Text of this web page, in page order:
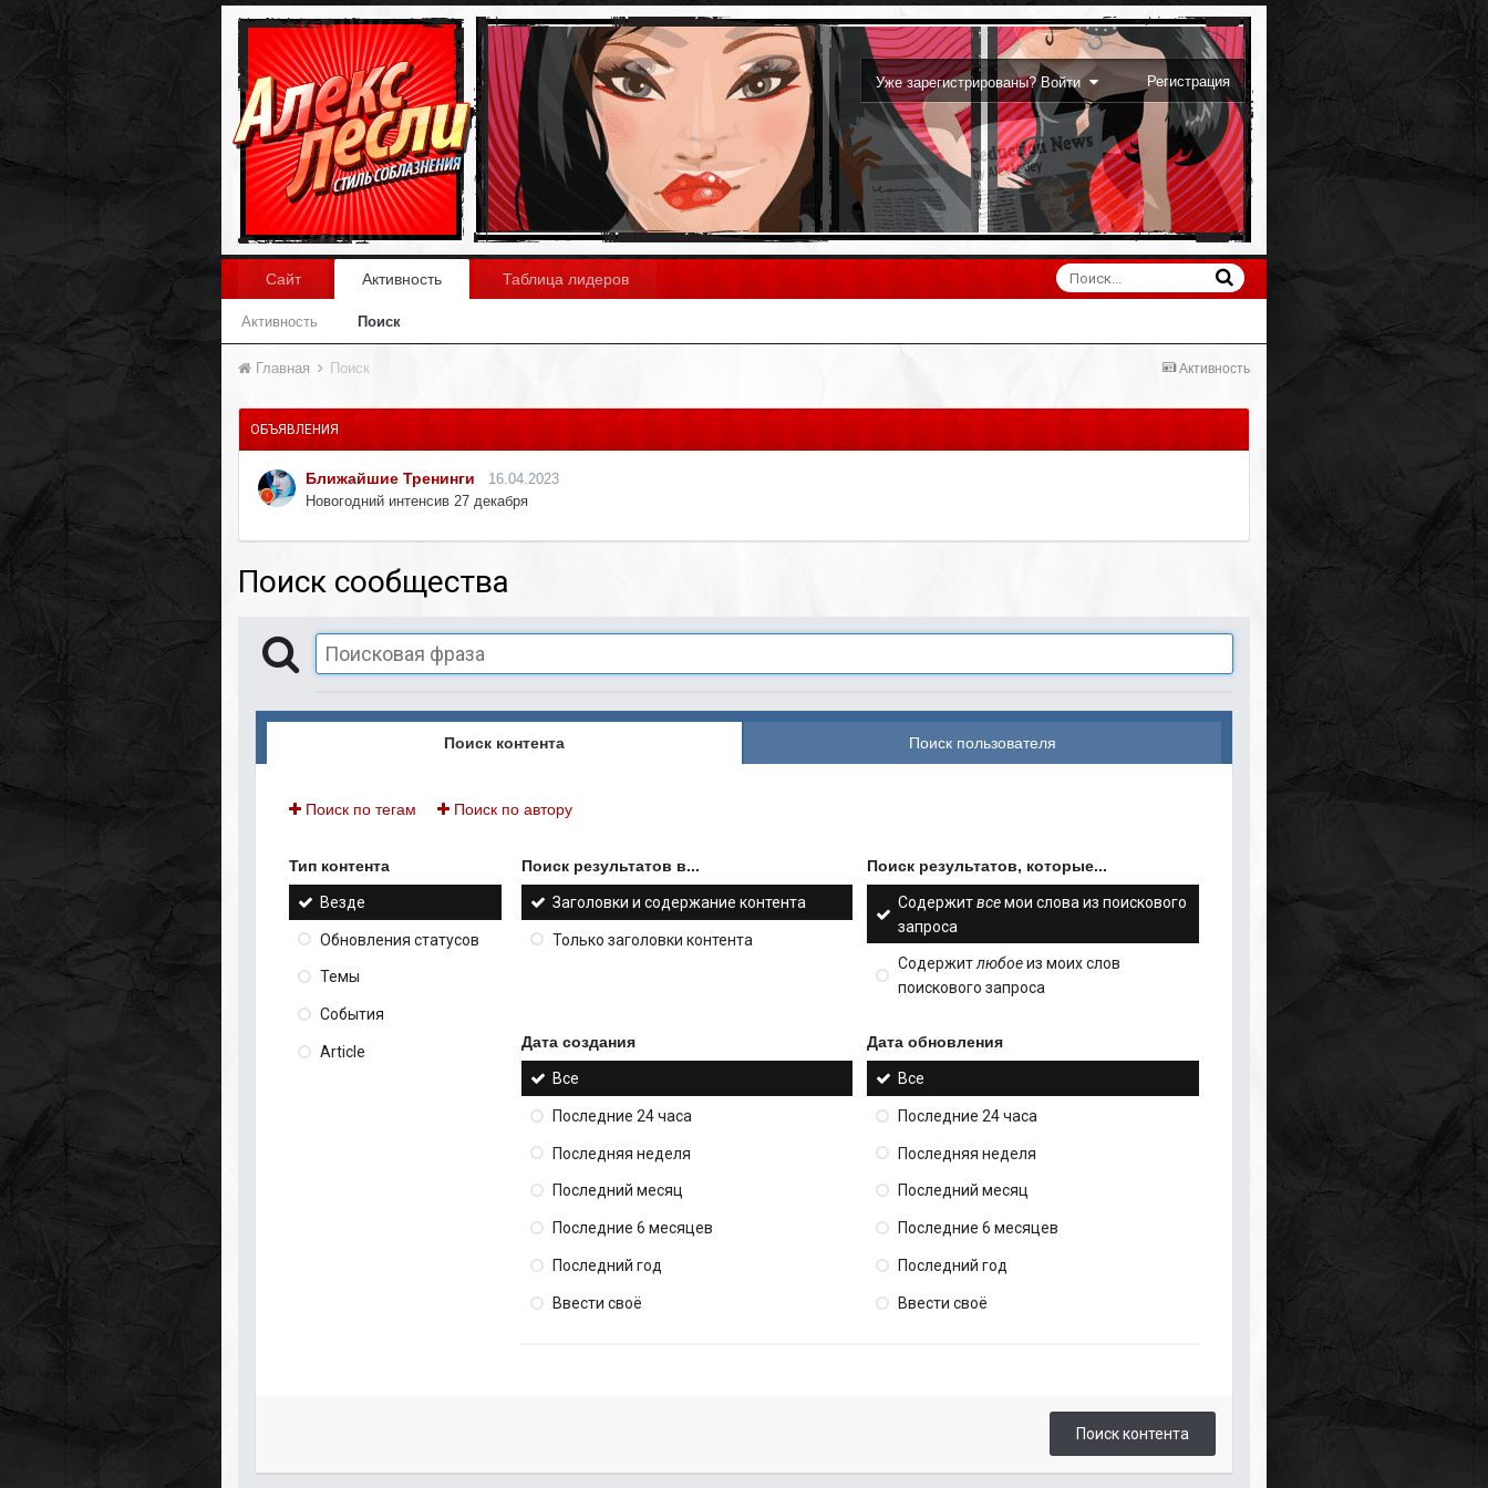
Уже зарегистрированы? Войти Регистрация
Сайт Активность
Активность Поиск
Таблица лидеров
Активность
Главная Поиск
ОБЪЯВЛЕНИЯ
Ближайшие Тренинги
16.04.2023
Новогодний интенсив 27 декабря
Поиск сообщества
Поиск контента Поиск пользователя
Поиск по тегам Поиск по автору
Тип контента
Везде
Обновления статусов
Темы
События
Article
Поиск результатов в...
Заголовки и содержание контента
Только заголовки контента
Поиск результатов, которые...
Содержитвсемои слова из поискового
запроса
Содержитлюбоеиз моих слов
поискового запроса
Дата создания
Все
Последние 24 часа
Последняя неделя
Последний месяц
Последние 6 месяцев
Последний год
Ввести своё
Дата обновления
Все
Последние 24 часа
Последняя неделя
Последний месяц
Последние 6 месяцев
Последний год
Ввести своё
Поиск контента